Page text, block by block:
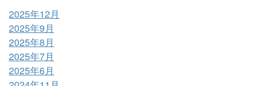
2025年12月
2025年9月
2025年8月
2025年7月
2025年6月